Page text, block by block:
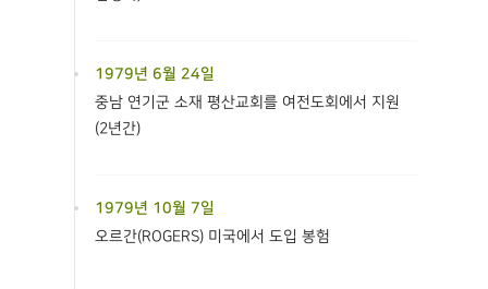
1979년 6월 24일
중남 연기군 소재 평산교회를 여전도회에서 지원
(2년간)
1979년 10월 7일
오르간(ROGERS) 미국에서 도입 봉험